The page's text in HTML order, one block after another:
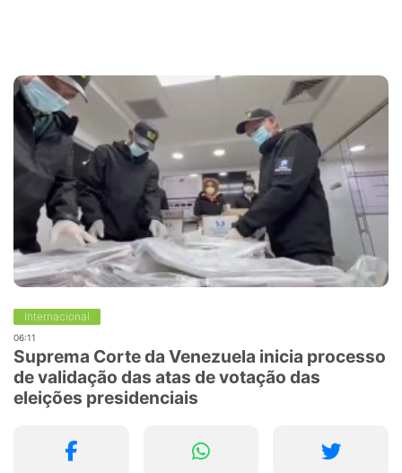
Internacional
06:11
Suprema Corte da Venezuela inicia processo
de validação das atas de votação das
eleições presidenciais